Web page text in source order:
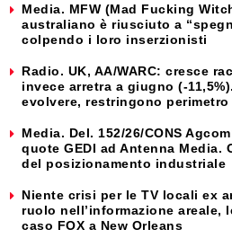
Media. MFW (Mad Fucking
australiano è riusciuto a
colpendo i loro inserzionisti
Radio. UK, AA/WARC: cresce
invece arretra a giugno (-
evolvere, restringono perimetro
Media. Del. 152/26/CONS
quote GEDI ad Antenna Media.
del posizionamento industriale
Niente crisi per le TV locali ex
ruolo nell’informazione areale,
caso FOX a New Orleans